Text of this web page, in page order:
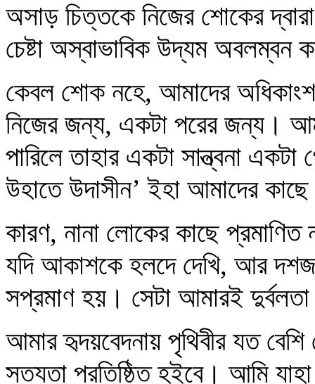
অসাড় চিত্তকে নিজের শোকের দ্বারা
চেষ্টা অস্বাভাবিক উদ্যম অবলম্বন
কেবল শোক নহে, আমাদের
নিজের জন্য, একটা পরের জন্য।
পারিলে তাহার একটা সান্ত্বনা
উহাতে উদাসীন’ ইহা আমাদের
কারণ, নানা লোকের কাছে
যদি আকাশকে হলদে দেখি, আর
সপ্রমাণ হয়। সেটা আমারই
আমার হৃদয়বেদনায় পৃথিবীর যত
সত্যতা প্রতিষ্ঠিত হইবে। আমি